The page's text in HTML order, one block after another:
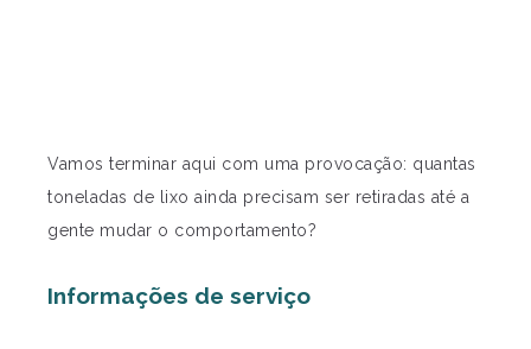
Vamos terminar aqui com uma provocação: quantas
toneladas de lixo ainda precisam ser retiradas até a
gente mudar o comportamento?
Informações de serviço